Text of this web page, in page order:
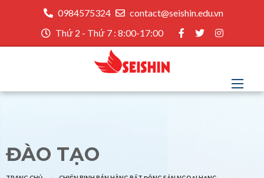
0984575324
contact@seishin.edu.vn
Thứ 2 - Thứ 7 : 8:00-17:00
ĐÀO TẠO